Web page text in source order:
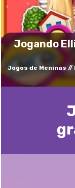
Jogando
Jogos de Meninas